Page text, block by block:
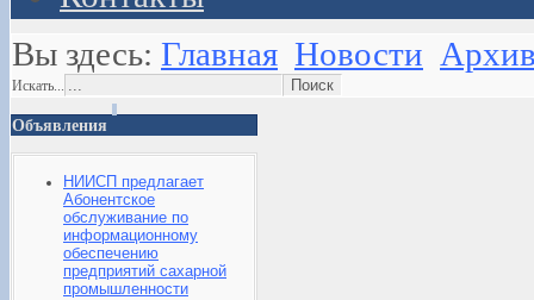
Вы здесь: Главная Новости
Искать...
Объявления
НИИСП предлагает
Абонентское
обслуживание по
информационному
обеспечению
предприятий сахарной
промышленности